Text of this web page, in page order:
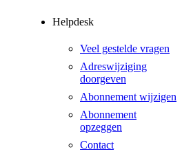
Helpdesk
Veel gestelde vragen
Adreswijziging
doorgeven
Abonnement wijzigen
Abonnement
opzeggen
Contact